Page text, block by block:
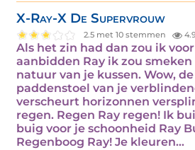
X-Ray-X De Supervrouw
2.5 met 10 stemmen
Als het zin had dan zou ik
aanbidden Ray ik zou
natuur van je kussen. Wow,
paddenstoel van je
verscheurt horizonnen
regen. Regen Ray regen! Ik
buig voor je schoonheid Ray
Regenboog Ray! Je kleuren…